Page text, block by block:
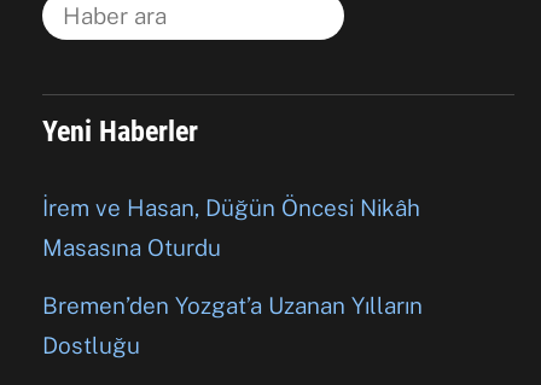
Yeni Haberler
İrem ve Hasan, Düğün Öncesi Nikâh
Masasına Oturdu
Bremen’den Yozgat’a Uzanan Yılların
Dostluğu